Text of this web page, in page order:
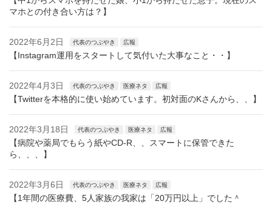
マホとの付き合い方は？】
2022年6月2日 代表のつぶやき 広報
【Instagram運用をスタートして気付いた大事なこと・・】
2022年4月3日 代表のつぶやき 医療ネタ 広報
【Twitterを本格的に使い始めています。初対面のKさんから、、】
2022年3月18日 代表のつぶやき 医療ネタ 広報
【病院や薬局でもらう紙やCD-R、、スマートに保管できた
ら、、、】
2022年3月6日 代表のつぶやき 医療ネタ 広報
【1年間の医療費、5人家族の我家は「20万円以上」でした＾